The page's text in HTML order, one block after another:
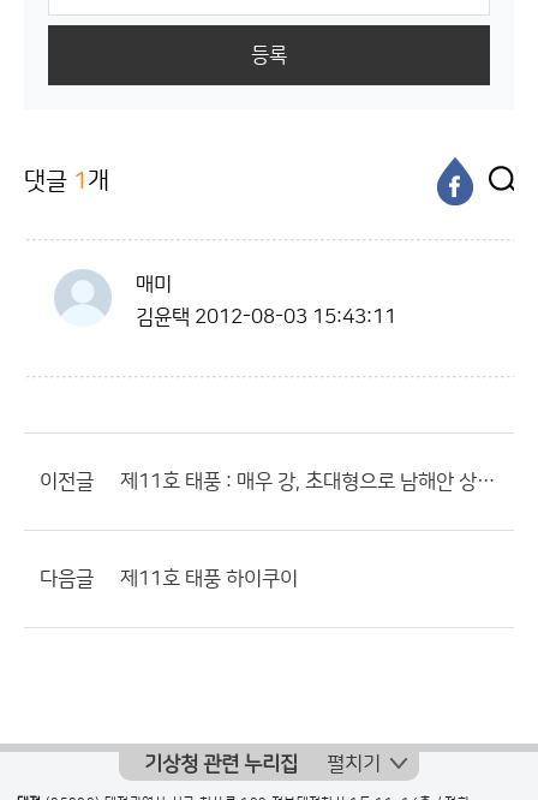
등록
댓글 1 개
매미
김윤택 2012-08-03 15:43:11
이전글 제11호 태풍 : 매우 강, 초대형으로 남해안 상륙?
다음글 제11호 태풍 하이쿠이
기상청 관련 누리집 펼치기